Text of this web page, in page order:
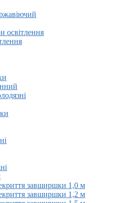
освітлення
завширшки 1,0 м
завширшки 1,2 м